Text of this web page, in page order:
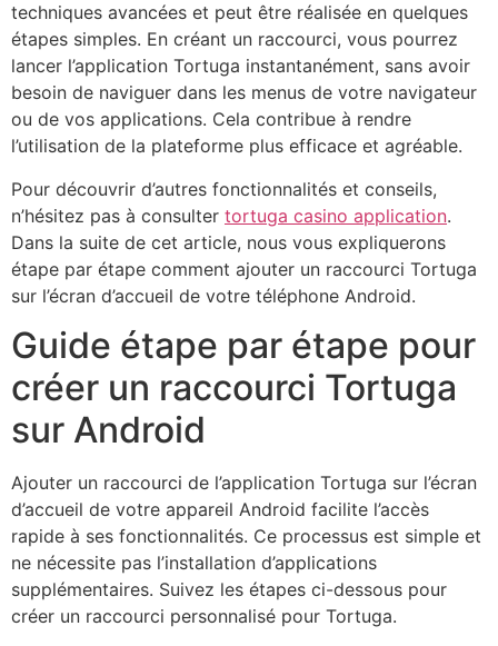
techniques avancées et peut être réalisée en quelques
étapes simples. En créant un raccourci, vous pourrez
lancer l’application Tortuga instantanément, sans avoir
besoin de naviguer dans les menus de votre navigateur
ou de vos applications. Cela contribue à rendre
l’utilisation de la plateforme plus efficace et agréable.
Pour découvrir d’autres fonctionnalités et conseils,
n’hésitez pas à consulter tortuga casino application.
Dans la suite de cet article, nous vous expliquerons
étape par étape comment ajouter un raccourci Tortuga
sur l’écran d’accueil de votre téléphone Android.
Guide étape par étape pour
créer un raccourci Tortuga
sur Android
Ajouter un raccourci de l’application Tortuga sur l’écran
d’accueil de votre appareil Android facilite l’accès
rapide à ses fonctionnalités. Ce processus est simple et
ne nécessite pas l’installation d’applications
supplémentaires. Suivez les étapes ci-dessous pour
créer un raccourci personnalisé pour Tortuga.